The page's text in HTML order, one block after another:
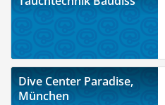
Dive Center Paradise,
München